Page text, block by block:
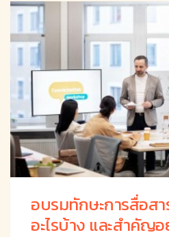
อบรมทักษะการสื่อสา
อะไรบ้าง และสำคัญ